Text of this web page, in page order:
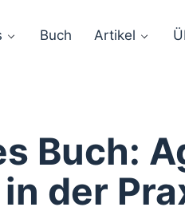
Buch Artikel
Buch:
der